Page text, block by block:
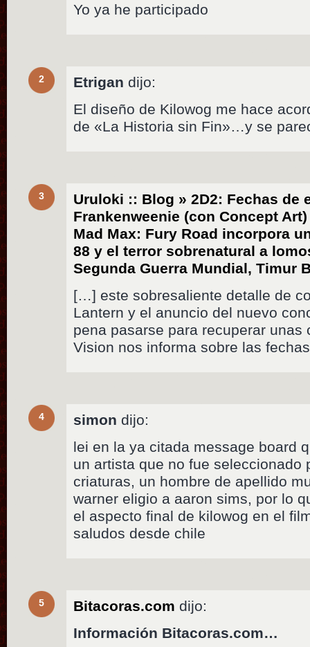
Yo ya he participado
2 Etrigan dijo:
El diseño de Kilowog me hace
de «La Historia sin Fin»…y se
3
Uruloki :: Blog » 2D2: Fechas de
Frankenweenie (con Concept
Mad Max: Fury Road incorpora
88 y el terror sobrenatural a
Segunda Guerra Mundial, Timur
[…] este sobresaliente detalle de
Lantern y el anuncio del nuevo
pena pasarse para recuperar unas
Vision nos informa sobre las
4 simon dijo:
lei en la ya citada message board
un artista que no fue seleccionado
criaturas, un hombre de apellido
warner eligio a aaron sims, por lo
el aspecto final de kilowog en el
saludos desde chile
5 Bitacoras.com dijo:
Información Bitacoras.com…